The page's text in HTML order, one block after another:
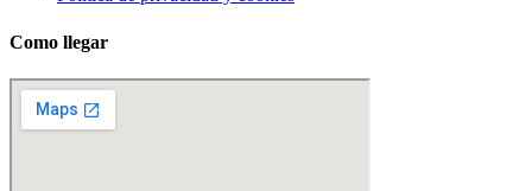
Como llegar